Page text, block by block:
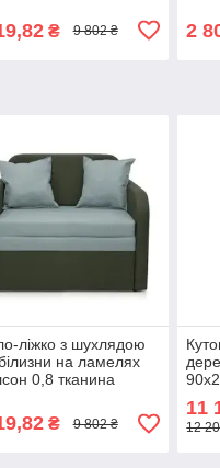
Мікс Меблі
₴ 9 802 ₴ 2
ліжко з шухлядою
на ламелях
0,8 тканина
Мікс Меблі
₴ 9 802 ₴
11
12